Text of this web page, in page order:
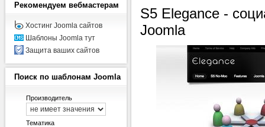
S5 Elegance -
Joomla
Рекомендуем вебмастерам
Хостинг Joomla сайтов
Шаблоны Joomla тут
Защита ваших сайтов
Поиск по шаблонам Joomla
Производитель
Тематика